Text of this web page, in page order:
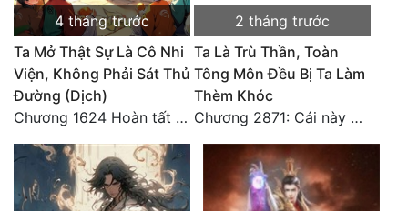
Nữ Phụ
Phong Thủy - Tâm Linh
Phương Tây
Phản Phái
Quan Trường
4 tháng trước
Ta Mở Thật Sự Là Cô Nhi
Viện, Không Phải Sát Thủ
Đường (Dịch)
Chương 1624 Hoàn tất cảm nghĩ (2)
2 tháng trước
Ta Là Trù Thần, Toàn
Tông Môn Đều Bị Ta Làm
Thèm Khóc
Chương 2871: Cái này đánh nhẹ nhõm a